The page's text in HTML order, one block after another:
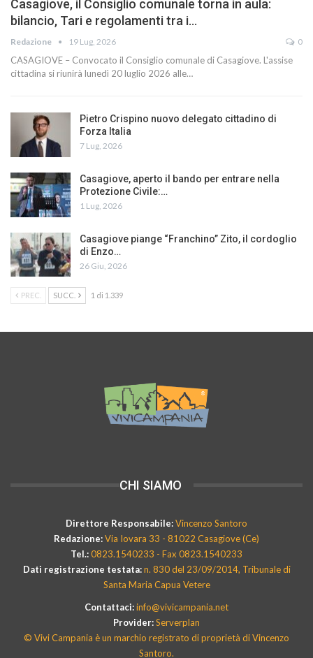
Casagiove, il Consiglio comunale torna in aula:
bilancio, Tari e regolamenti tra i…
Redazione 19 Lug, 2026 0
CASAGIOVE – Convocato il Consiglio comunale di Casagiove. L'assise
cittadina si riunirà lunedì 20 luglio 2026 alle…
Pietro Crispino nuovo delegato cittadino di
Forza Italia
7 Lug, 2026
Casagiove, aperto il bando per entrare nella
Protezione Civile:…
1 Lug, 2026
Casagiove piange “Franchino” Zito, il cordoglio
di Enzo…
26 Giu, 2026
PREC. SUCC. 1 di 1.339
CHI SIAMO
Direttore Responsabile:Vincenzo Santoro
Redazione:Via Iovara 33 - 81022 Casagiove (Ce)
Tel.:0823.1540233 - Fax 0823.1540233
Dati registrazione testata:n. 830 del 23/09/2014, Tribunale di
Santa Maria Capua Vetere
Contattaci:info@vivicampania.net
Provider:Serverplan
© Vivi Campania è un marchio registrato di proprietà di Vincenzo
Santoro.